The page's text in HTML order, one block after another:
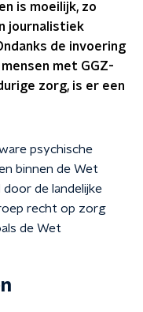
is moeilijk, zo
journalistiek
de invoering
met GGZ-
zorg, is er een
psychische
binnen de Wet
de landelijke
recht op zorg
de Wet